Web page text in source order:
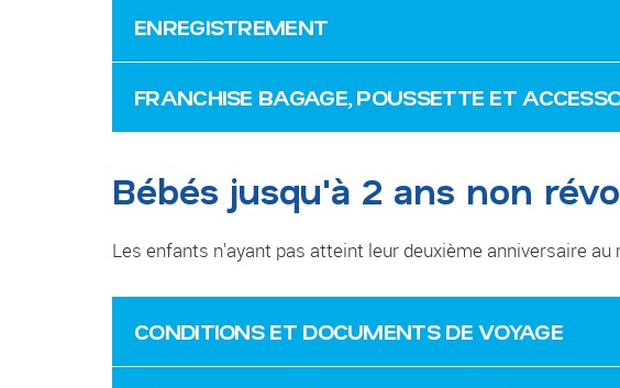
ENREGISTREMENT
FRANCHISE BAGAGE, POUSSETTE ET
Bébés jusqu'à 2 ans non
Les enfants n'ayant pas atteint leur deuxième anniversaire
CONDITIONS ET DOCUMENTS DE VOYAGE